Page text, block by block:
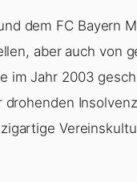
dem FC Bayern
aber auch von
im Jahr 2003
drohenden